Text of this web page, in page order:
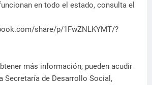
en todo el estado, consulta el
share/p/1FwZNLKYMT/?
más información, pueden acudir
Secretaría de Desarrollo Social,